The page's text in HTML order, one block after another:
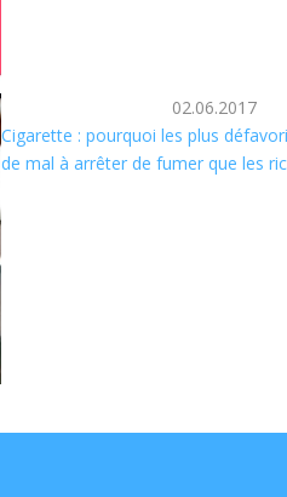
02.06.2017
Cigarette : pourquoi les plus
de mal à arrêter de fumer que les